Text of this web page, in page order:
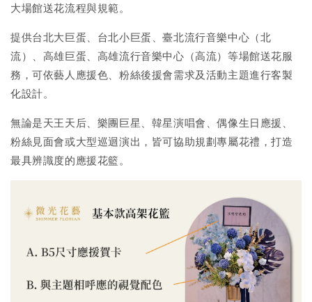
大場館送花流程與規範。
提供台北大巨蛋、台北小巨蛋、臺北流行音樂中心（北
流）、高雄巨蛋、高雄流行音樂中心（高流）等場館送花服
務，可依藝人應援色、粉絲後援會需求及活動主題進行客製
化設計。
無論是天王天后、樂團巨星、韓星演唱會、偶像生日應援、
粉絲見面會或大型巡迴演出，皆可協助規劃專屬花禮，打造
最具辨識度的應援花籃。